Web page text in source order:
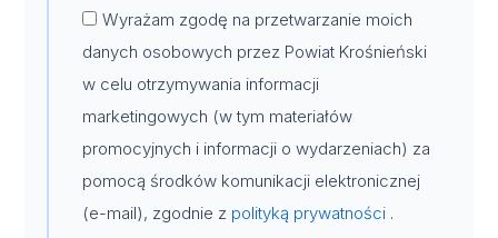
Wyrażam zgodę na przetwarzanie moich
danych osobowych przez Powiat Krośnieński
w celu otrzymywania informacji
marketingowych (w tym materiałów
promocyjnych i informacji o wydarzeniach) za
pomocą środków komunikacji elektronicznej
(e-mail), zgodnie z polityką prywatności .